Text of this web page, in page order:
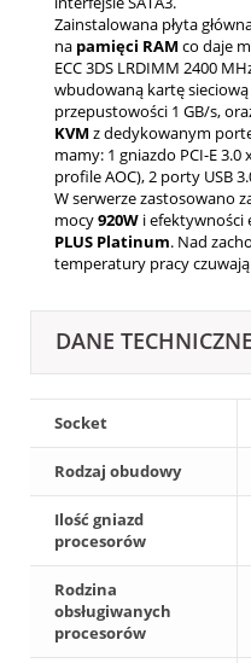
Zainstalowana płyta
na pamięci RAMco daje
ECC 3DS LRDIMM 2400
wbudowaną kartę
przepustowości 1 GB/s,
KVMz dedykowanym
mamy: 1 gniazdo PCI-E 3.0
profile AOC), 2 porty USB
W serwerze zastosowano
mocy920W i efektywności
PLUS Platinum. Nad
temperatury pracy
DANE TECHNICZNE
Socket
Rodzaj obudowy
Ilość gniazd
procesorów
Rodzina
obsługiwanych
procesorów